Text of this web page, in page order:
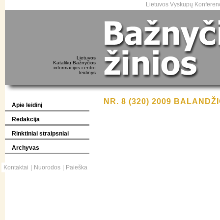
Lietuvos Vyskupų
Lietuvos
Katalikų Bažnyčios
informacijos centro
leidinys
Apie leidinį
Redakcija
Rinktiniai straipsniai
Archyvas
Kontaktai Nuorodos Paieška
NR. 8 (320) 2009